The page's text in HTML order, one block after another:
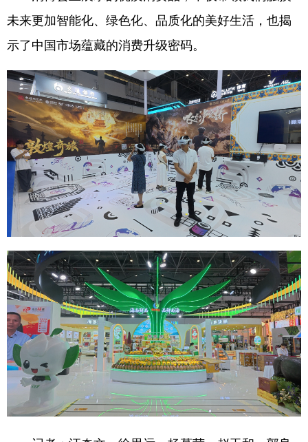
未来更加智能化、绿色化、品质化的美好生活，也揭
示了中国市场蕴藏的消费升级密码。